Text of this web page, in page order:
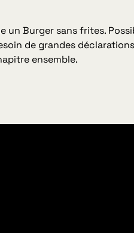
un Burger sans frites.
de grandes
ensemble.